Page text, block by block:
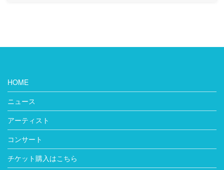
HOME
ニュース
アーティスト
コンサート
チケット購入はこちら